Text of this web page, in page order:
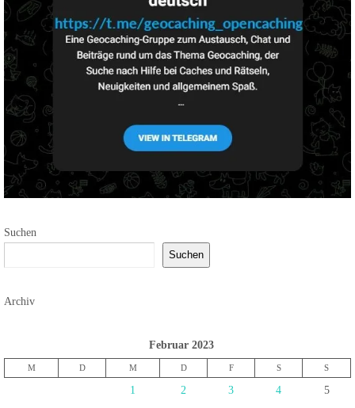
Suchen
Suchen
Archiv
Februar 2023
M D M D F S S
1 2 3 4 5